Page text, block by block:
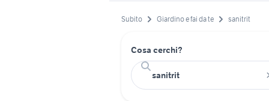
Subito Giardino e fai da te sanitrit
Cosa cerchi?